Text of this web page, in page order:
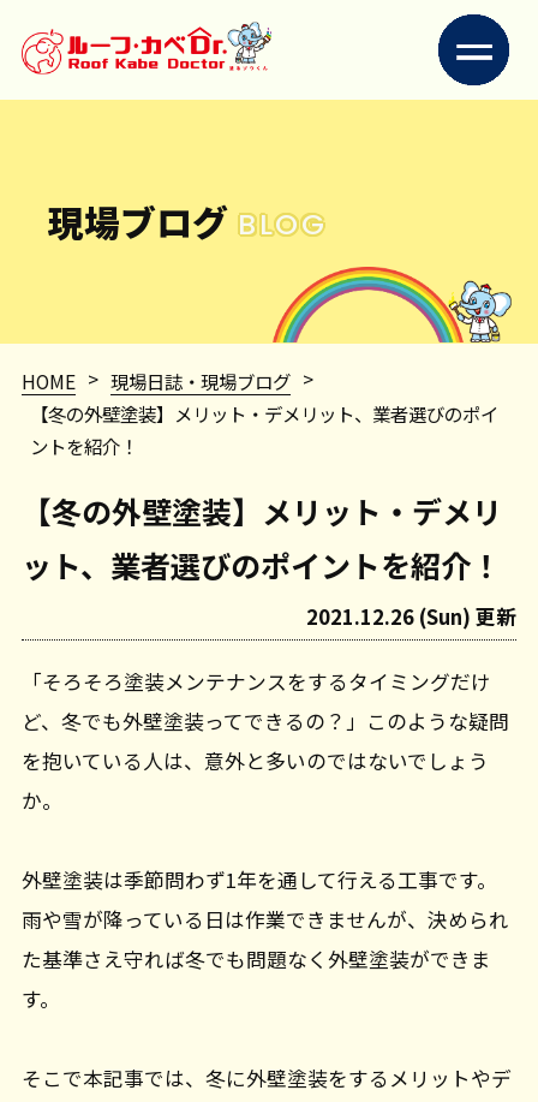
現場ブログ BLOG
HOME > 現場日誌・現場ブログ >
【冬の外壁塗装】メリット・デメリット、業者選びのポイ
ントを紹介！
【冬の外壁塗装】メリット・デメリ
ット、業者選びのポイントを紹介！
2021.12.26 (Sun) 更新
「そろそろ塗装メンテナンスをするタイミングだけ
ど、冬でも外壁塗装ってできるの？」このような疑問
を抱いている人は、意外と多いのではないでしょう
か。
外壁塗装は季節問わず1年を通して行える工事です。
雨や雪が降っている日は作業できませんが、決められ
た基準さえ守れば冬でも問題なく外壁塗装ができま
す。
そこで本記事では、冬に外壁塗装をするメリットやデ